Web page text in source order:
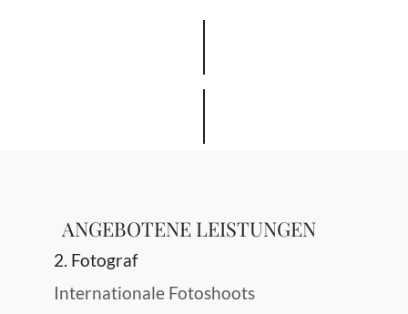
ANGEBOTENE LEISTUNGEN
2. Fotograf
Internationale Fotoshoots